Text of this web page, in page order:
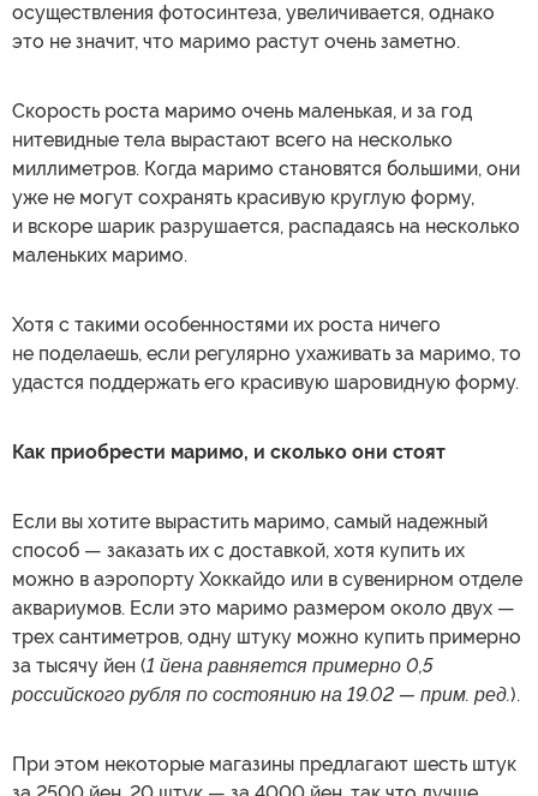
осуществления фотосинтеза, увеличивается, однако
это не значит, что маримо растут очень заметно.
Скорость роста маримо очень маленькая, и за год
нитевидные тела вырастают всего на несколько
миллиметров. Когда маримо становятся большими, они
уже не могут сохранять красивую круглую форму,
и вскоре шарик разрушается, распадаясь на несколько
маленьких маримо.
Хотя с такими особенностями их роста ничего
не поделаешь, если регулярно ухаживать за маримо, то
удастся поддержать его красивую шаровидную форму.
Как приобрести маримо, и сколько они стоят
Если вы хотите вырастить маримо, самый надежный
способ — заказать их с доставкой, хотя купить их
можно в аэропорту Хоккайдо или в сувенирном отделе
аквариумов. Если это маримо размером около двух —
трех сантиметров, одну штуку можно купить примерно
за тысячу йен (1 йена равняется примерно 0,5
российского рубля по состоянию на 19.02 — прим. ред.).
При этом некоторые магазины предлагают шесть штук